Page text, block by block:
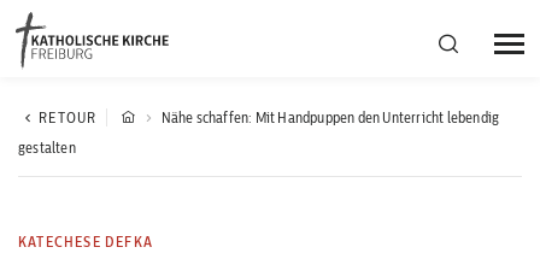
Bistumsregion Deutschfreiburg
RETOUR
Nähe schaffen: Mit Handpuppen den Unterricht lebendig
gestalten
KATECHESE DEFKA